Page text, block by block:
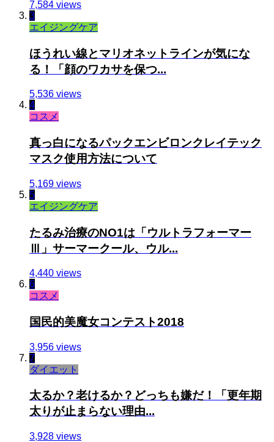
7,584 views
3
エイジングケア
ほうれい線とマリオネットラインが気にな
る！「顔のワカサを保つ...
5,536 views
4
コスメ
真っ白になるパックエンビロンクレイテック
マスク使用方法について
5,169 views
5
エイジングケア
たるみ治療のNO1は「ウルトラフォーマー
Ⅲ」サーマークール、ウル...
4,440 views
6
コスメ
国民的美魔女コンテスト2018
3,956 views
7
ダイエット
太るか？老けるか？どっちも嫌だ！「更年期
太りが止まらない理由...
3,928 views